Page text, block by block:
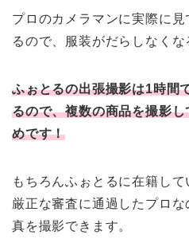
プロのカメラマンに実際に
るので、服装がだらしなくな
ふぉとるの出張撮影は1時間
るので、複数の商品を撮影
めです！
もちろんふぉとるに在籍し
厳正な審査に通過したプロ
真を撮影できます。